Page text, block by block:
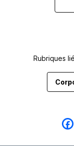
Rubriques